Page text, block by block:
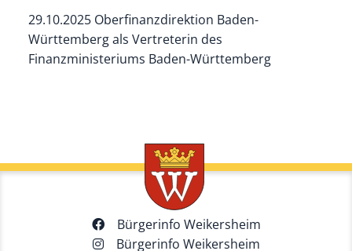
29.10.2025 Oberfinanzdirektion Baden-
Württemberg als Vertreterin des
Finanzministeriums Baden-Württemberg
Bürgerinfo Weikersheim
Bürgerinfo Weikersheim